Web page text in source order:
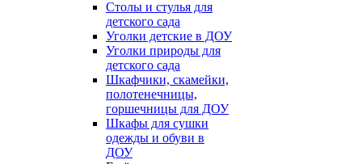
Столы и стулья для
детского сада
Уголки детские в ДОУ
Уголки природы для
детского сада
Шкафчики, скамейки,
полотенечницы,
горшечницы для ДОУ
Шкафы для сушки
одежды и обуви в
ДОУ